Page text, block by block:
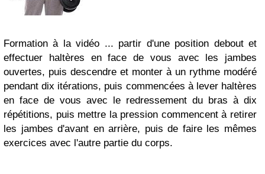
Formation à la vidéo ... partir d'une position debout et
effectuer haltères en face de vous avec les jambes
ouvertes, puis descendre et monter à un rythme modéré
pendant dix itérations, puis commencées à lever haltères
en face de vous avec le redressement du bras à dix
répétitions, puis mettre la pression commencent à retirer
les jambes d'avant en arrière, puis de faire les mêmes
exercices avec l'autre partie du corps.